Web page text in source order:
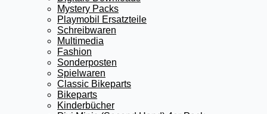
Mystery Packs
Playmobil Ersatzteile
Schreibwaren
Multimedia
Fashion
Sonderposten
Spielwaren
Classic Bikeparts
Bikeparts
Kinderbücher